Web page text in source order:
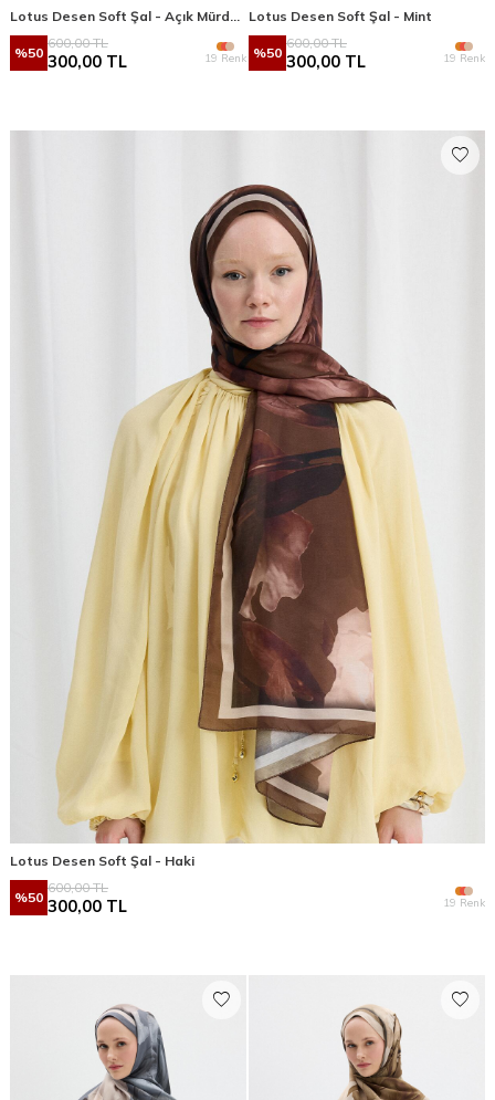
%50
600,00TL
300,00 TL 19 Renk
Lotus Desen Soft Şal - Mint
%50
600,00TL
300,00 TL 19 Renk
Lotus Desen Soft Şal - Haki
%50
600,00TL
300,00 TL 19 Renk